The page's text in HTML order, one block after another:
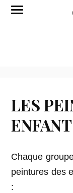
LES
Chaque
peintures des
: